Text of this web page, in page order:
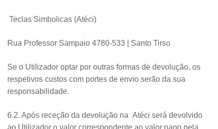
Teclas Simbolicas (Atéci)
Rua Professor Sampaio 4780-533 | Santo Tirso
Se o Utilizador optar por outras formas de devolução, os
respetivos custos com portes de envio serão da sua
responsabilidade.
6.2. Após receção da devolução na Atéci será devolvido
ao Utilizador o valor correspondente ao valor pago pela